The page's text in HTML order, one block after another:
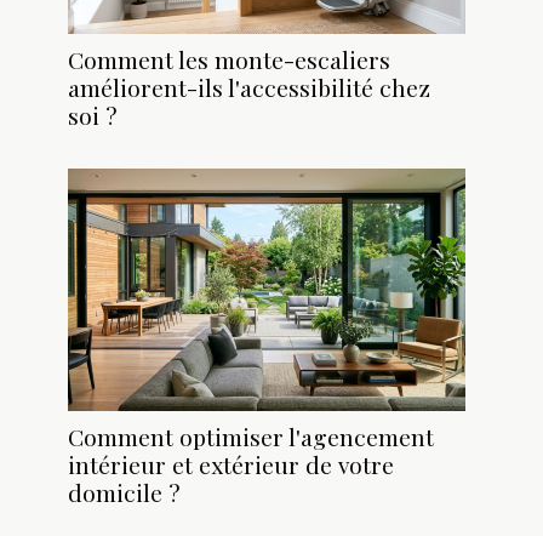
Comment les monte-escaliers
améliorent-ils l'accessibilité chez
soi ?
Comment optimiser l'agencement
intérieur et extérieur de votre
domicile ?